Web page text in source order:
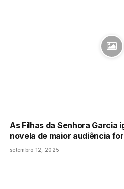
As Filhas da Senhora Garcia
novela de maior audiência
setembro 12, 2025